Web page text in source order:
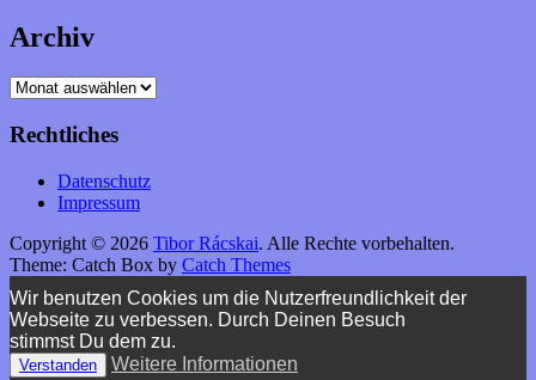
Archiv
Archiv
Rechtliches
Datenschutz
Impressum
Copyright © 2026 Tibor Rácskai. Alle Rechte vorbehalten.
Theme: Catch Box by Catch Themes
oben
scrollen
Wir benutzen Cookies um die Nutzerfreundlichkeit der
Webseite zu verbessen. Durch Deinen Besuch
stimmst Du dem zu.
Verstanden Weitere Informationen